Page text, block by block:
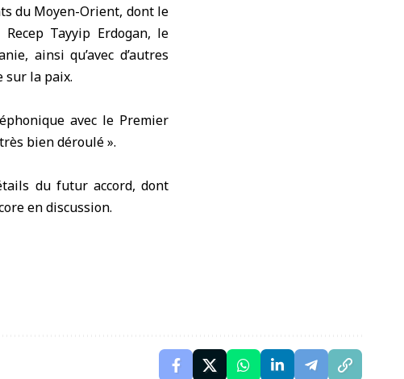
du Moyen-Orient, dont le
Tayyip Erdogan, le
ainsi qu’avec d’autres
sur la paix.
avec le Premier
bien déroulé ».
du futur accord, dont
en discussion.